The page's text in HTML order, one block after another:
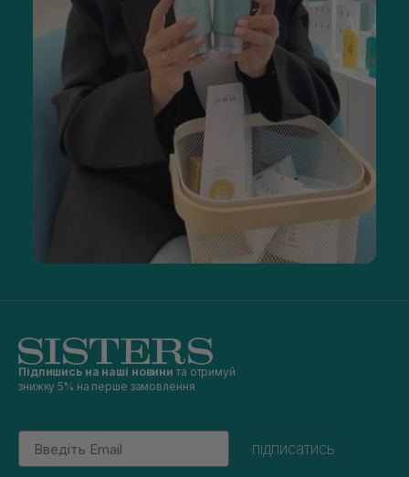
Підпишись на наші новини та отримуй
знижку 5% на перше замовлення
Email
підписатись